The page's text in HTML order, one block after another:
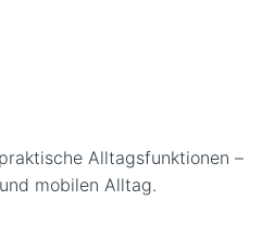
Alltagsfunktionen –
mobilen Alltag.